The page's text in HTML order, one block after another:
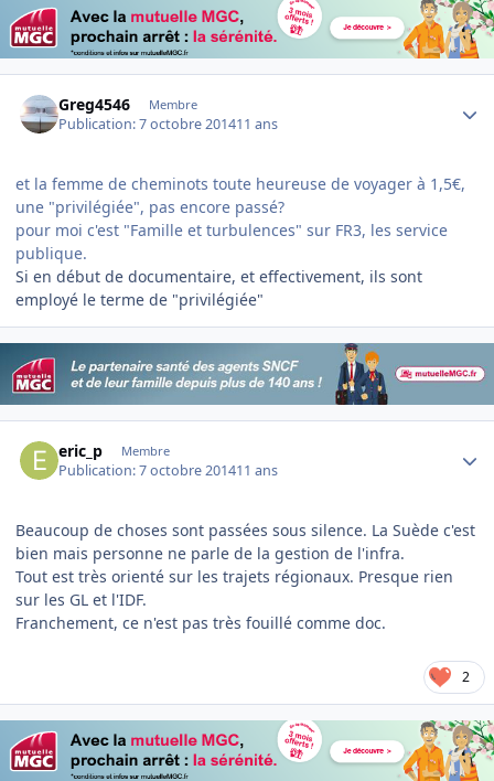
Greg4546 Membre
Publication:7 octobre 201411 ans
et la femme de cheminots toute heureuse de voyager à 1,5€,
une "privilégiée", pas encore passé?
pour moi c'est "Famille et turbulences" sur FR3, les service
publique.
Si en début de documentaire, et effectivement, ils sont
employé le terme de "privilégiée"
eric_p Membre
Publication:7 octobre 201411 ans
Beaucoup de choses sont passées sous silence. La Suède c'est
bien mais personne ne parle de la gestion de l'infra.
Tout est très orienté sur les trajets régionaux. Presque rien
sur les GL et l'IDF.
Franchement, ce n'est pas très fouillé comme doc.
2